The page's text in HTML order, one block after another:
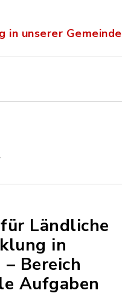
in unserer Gemeinde
Ländliche
in
– Bereich
Aufgaben